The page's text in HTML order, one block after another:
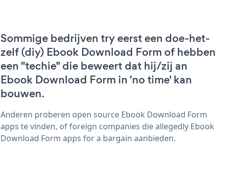
Sommige bedrijven try eerst een doe-het-
zelf (diy) Ebook Download Form of hebben
een "techie" die beweert dat hij/zij an
Ebook Download Form in 'no time' kan
bouwen.
Anderen proberen open source Ebook Download Form
apps te vinden, of foreign companies die allegedly Ebook
Download Form apps for a bargain aanbieden.